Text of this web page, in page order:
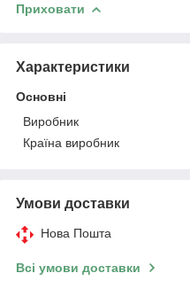
Приховати
Характеристики
Основні
Виробник
Країна виробник
Умови доставки
Нова Пошта
Всі умови доставки